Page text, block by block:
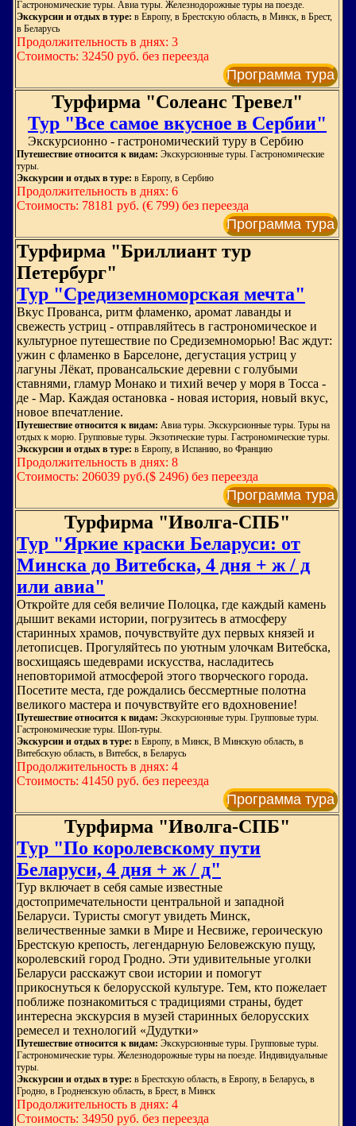
Гастрономические туры. Авиа туры. Железнодорожные туры на поезде.
Экскурсии и отдых в туре: в Европу, в Брестскую область, в Минск, в Брест,
в Беларусь
Продолжительность в днях: 3
Стоимость: 32450 руб. без переезда
Программа тура
Турфирма "Солеанс Тревел"
Тур "Все самое вкусное в Сербии"
Экскурсионно - гастрономический туру в Сербию
Путешествие относится к видам: Экскурсионные туры. Гастрономические
туры.
Экскурсии и отдых в туре: в Европу, в Сербию
Продолжительность в днях: 6
Стоимость: 78181 руб. (€ 799) без переезда
Программа тура
Турфирма "Бриллиант тур
Петербург"
Тур "Средиземноморская мечта"
Вкус Прованса, ритм фламенко, аромат лаванды и
свежесть устриц - отправляйтесь в гастрономическое и
культурное путешествие по Средиземноморью! Вас ждут:
ужин с фламенко в Барселоне, дегустация устриц у
лагуны Лёкат, провансальские деревни с голубыми
ставнями, гламур Монако и тихий вечер у моря в Тосса -
де - Мар. Каждая остановка - новая история, новый вкус,
новое впечатление.
Путешествие относится к видам: Авиа туры. Экскурсионные туры. Туры на
отдых к морю. Групповые туры. Экзотические туры. Гастрономические туры.
Экскурсии и отдых в туре: в Европу, в Испанию, во Францию
Продолжительность в днях: 8
Стоимость: 206039 руб.($ 2496) без переезда
Программа тура
Турфирма "Иволга-СПБ"
Тур "Яркие краски Беларуси: от
Минска до Витебска, 4 дня + ж / д
или авиа"
Откройте для себя величие Полоцка, где каждый камень
дышит веками истории, погрузитесь в атмосферу
старинных храмов, почувствуйте дух первых князей и
летописцев. Прогуляйтесь по уютным улочкам Витебска,
восхищаясь шедеврами искусства, насладитесь
неповторимой атмосферой этого творческого города.
Посетите места, где рождались бессмертные полотна
великого мастера и почувствуйте его вдохновение!
Путешествие относится к видам: Экскурсионные туры. Групповые туры.
Гастрономические туры. Шоп-туры.
Экскурсии и отдых в туре: в Европу, в Минск, В Минскую область, в
Витебскую область, в Витебск, в Беларусь
Продолжительность в днях: 4
Стоимость: 41450 руб. без переезда
Программа тура
Турфирма "Иволга-СПБ"
Тур "По королевскому пути
Беларуси, 4 дня + ж / д"
Тур включает в себя самые известные
достопримечательности центральной и западной
Беларуси. Туристы смогут увидеть Минск,
величественные замки в Мире и Несвиже, героическую
Брестскую крепость, легендарную Беловежскую пущу,
королевский город Гродно. Эти удивительные уголки
Беларуси расскажут свои истории и помогут
прикоснуться к белорусской культуре. Тем, кто пожелает
поближе познакомиться с традициями страны, будет
интересна экскурсия в музей старинных белорусских
ремесел и технологий «Дудутки»
Путешествие относится к видам: Экскурсионные туры. Групповые туры.
Гастрономические туры. Железнодорожные туры на поезде. Индивидуальные
туры.
Экскурсии и отдых в туре: в Брестскую область, в Европу, в Беларусь, в
Гродно, в Гродненскую область, в Брест, в Минск
Продолжительность в днях: 4
Стоимость: 34950 руб. без переезда